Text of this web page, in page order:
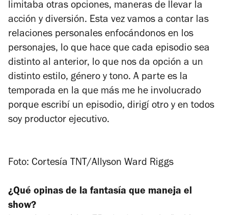
limitaba otras opciones, maneras de llevar la
acción y diversión. Esta vez vamos a contar las
relaciones personales enfocándonos en los
personajes, lo que hace que cada episodio sea
distinto al anterior, lo que nos da opción a un
distinto estilo, género y tono. A parte es la
temporada en la que más me he involucrado
porque escribí un episodio, dirigí otro y en todos
soy productor ejecutivo.
Foto: Cortesía TNT/Allyson Ward Riggs
¿Qué opinas de la fantasía que maneja el
show?